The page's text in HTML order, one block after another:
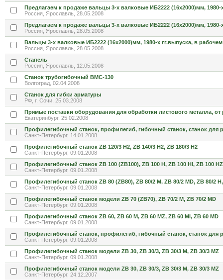
Предлагаем к продаже вальцы 3-х валковые ИБ2222 (16х2000)мм, 1980-
Россия, Ярославль, 28.05.2008
Предлагаем к продаже вальцы 3-х валковые ИБ2222 (16х2000)мм, 1980-
Россия, Ярославль, 28.05.2008
Вальцы 3-х валковые ИБ2222 (16х2000)мм, 1980-х гг.выпуска, в рабочем
Россия, Ярославль, 28.05.2008
Стапель
Россия, Ярославль, 12.05.2008
Станок трубогибочный ВМС-130
Волгоград, 02.04.2008
Станок для гибки арматуры
РФ, г. Сочи, 25.03.2008
Прямые поставки оборудования для обработки листового металла, от
Екатеринбург, 25.02.2008
Профилегибочный станок, профилегиб, гибочный станок, станок для
Санкт-Петербург, 14.01.2008
Профилегибочный станок ZB 120/3 H2, ZB 140/3 H2, ZB 180/3 H2
Санкт-Петербург, 09.01.2008
Профилегибочный станок ZB 100 (ZB100), ZB 100 H, ZB 100 HI, ZB 100
Санкт-Петербург, 09.01.2008
Профилегибочный станок ZB 80 (ZB80), ZB 80/2 M, ZB 80/2 MD, ZB 80/2 H,
Санкт-Петербург, 09.01.2008
Профилегибочный станок модели ZB 70 (ZB70), ZB 70/2 M, ZB 70/2 MD
Санкт-Петербург, 09.01.2008
Профилегибочный станок ZB 60, ZB 60 M, ZB 60 MZ, ZB 60 MI, ZB 60 MD
Санкт-Петербург, 09.01.2008
Профилегибочный станок, профилегиб, гибочный станок, станок для
Санкт-Петербург, 09.01.2008
Профилегибочный станок модели ZB 30, ZB 30/3, ZB 30/3 M, ZB 30/3 MZ
Санкт-Петербург, 09.01.2008
Профилегибочный станок модели ZB 30, ZB 30/3, ZB 30/3 M, ZB 30/3 MZ
Санкт-Петербург, 24.12.2007